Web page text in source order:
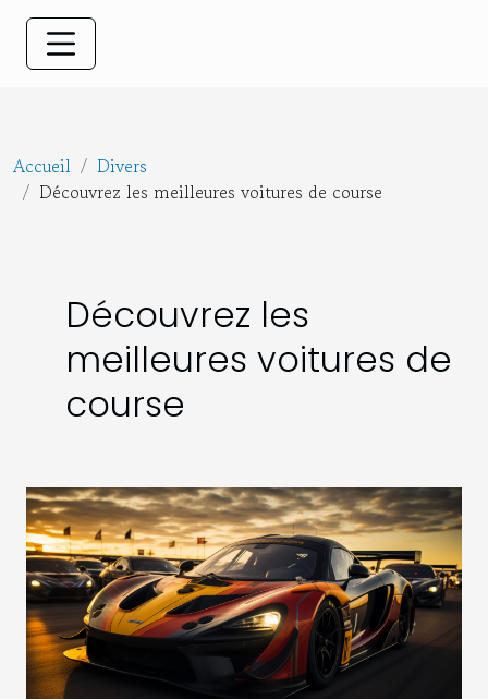
Accueil
Divers
Découvrez les meilleures voitures de course
Découvrez les
meilleures voitures de
course